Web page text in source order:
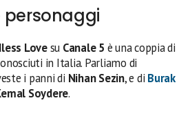
personaggi
Lovesu Canale 5 è una coppia di
in Italia. Parliamo di
i panni di Nihan Sezin, e di Burak
Soydere.